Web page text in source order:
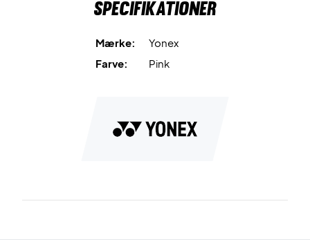
Specifikationer
Mærke:
Yonex
Farve:
Pink